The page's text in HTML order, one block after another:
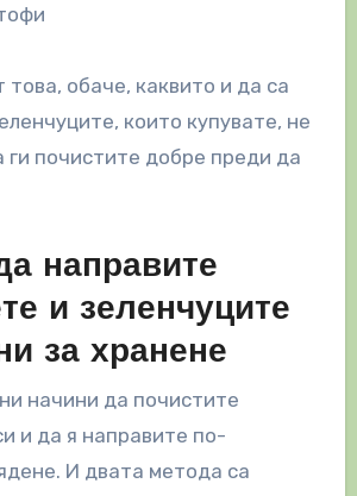
това, обаче, каквито и да са
които купувате, не
ги почистите добре преди да
направите
и зеленчуците
за хранене
начини да почистите
и да я направите по-
И двата метода са